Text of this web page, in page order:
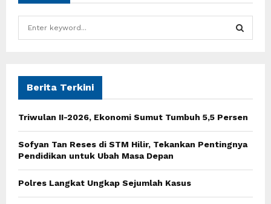
f
r
C
H
Berita Terkini
Triwulan II-2026, Ekonomi Sumut Tumbuh 5,5 Persen
Sofyan Tan Reses di STM Hilir, Tekankan Pentingnya
Pendidikan untuk Ubah Masa Depan
Polres Langkat Ungkap Sejumlah Kasus